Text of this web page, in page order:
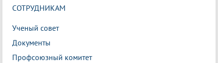
СОТРУДНИКАМ
Ученый совет
Документы
Профсоюзный комитет